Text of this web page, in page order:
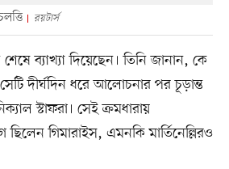
রয়টার্স
ব্যাখ্যা দিয়েছেন। তিনি জানান, কে
দীর্ঘদিন ধরে আলোচনার পর চূড়ান্ত
স্টাফরা। সেই ক্রমধারায়
গিমারাইস, এমনকি মার্তিনেল্লিরও